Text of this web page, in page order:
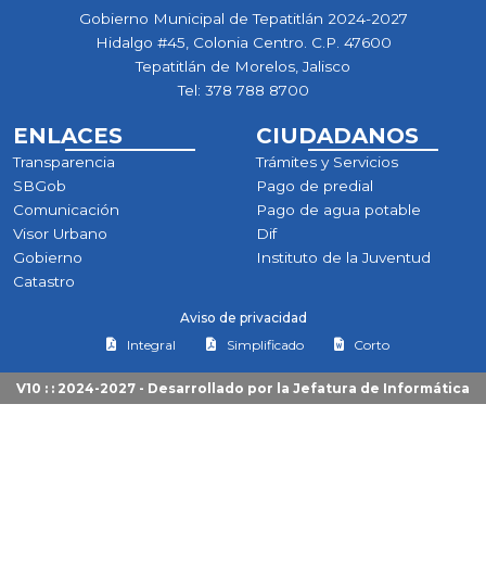
Gobierno Municipal de Tepatitlán 2024-2027
Hidalgo #45, Colonia Centro. C.P. 47600
Tepatitlán de Morelos, Jalisco
Tel: 378 788 8700
ENLACES
Transparencia
SBGob
Comunicación
Visor Urbano
Gobierno
Catastro
CIUDADANOS
Trámites y Servicios
Pago de predial
Pago de agua potable
Dif
Instituto de la Juventud
Aviso de privacidad
Integral
Simplificado Corto
V10 : : 2024-2027 - Desarrollado por la Jefatura de Informática